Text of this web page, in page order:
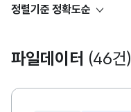
정렬기준 정확도순
파일데이터 (46건)